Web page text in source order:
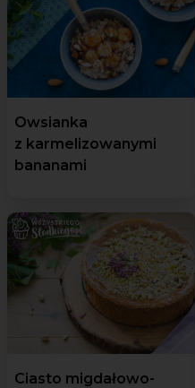
Owsianka
z karmelizowanymi
bananami
Ciasto migdałowo-